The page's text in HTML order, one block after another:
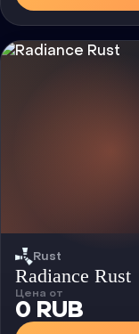
Rust
Чит
Radiance Rust
Цена от
0 RUB